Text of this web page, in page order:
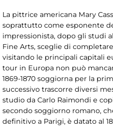
La pittrice americana Mary
soprattutto come esponente
impressionista, dopo gli studi
Fine Arts, sceglie di
visitando le principali capitali
tour in Europa non può
1869-1870 soggiorna per la
successivo trascorre diversi
studio da Carlo Raimondi e
secondo soggiorno romano,
definitivo a Parigi, è datato al